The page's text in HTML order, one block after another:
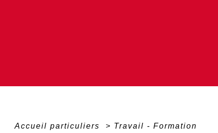
Accueil particuliers > Travail - Formation